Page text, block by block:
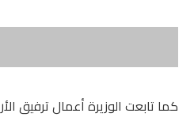
كما تابعت الوزيرة أعمال ترفيق